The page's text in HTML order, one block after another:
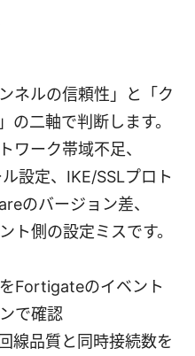
ネルの信頼性」と「ク
の二軸で判断します。
ワーク帯域不足、
設定、IKE/SSLプロト
のバージョン差、
ト側の設定ミスです。
Fortigateのイベント
で確認
線品質と同時接続数を